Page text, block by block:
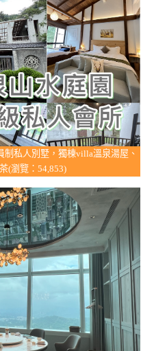
制私人別墅，獨棟villa溫泉湯屋、
(瀏覽：54,853)